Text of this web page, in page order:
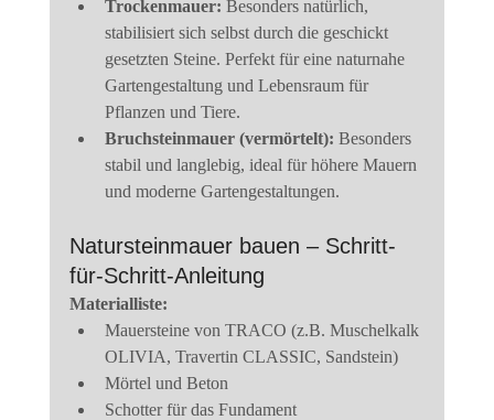
Trockenmauer: Besonders natürlich,
stabilisiert sich selbst durch die geschickt
gesetzten Steine. Perfekt für eine naturnahe
Gartengestaltung und Lebensraum für
Pflanzen und Tiere.
Bruchsteinmauer (vermörtelt): Besonders
stabil und langlebig, ideal für höhere Mauern
und moderne Gartengestaltungen.
Natursteinmauer bauen – Schritt-
für-Schritt-Anleitung
Materialliste:
Mauersteine von TRACO (z.B. Muschelkalk
OLIVIA, Travertin CLASSIC, Sandstein)
Mörtel und Beton
Schotter für das Fundament